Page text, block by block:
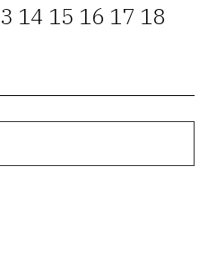
14 15 16 17 18